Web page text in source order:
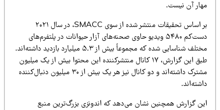
آن نیست.
بر اساس تحقیقات منتشر شده از سوی SMACC، در سال ۲۰۲۱
دست‌کم ۵۴۸۰ ویدیو حاوی صحنه‌های آزار حیوانات در پلتفرم‌های
مختلف شناسایی شده که مجموعاً بیش از ۵.۳ میلیارد بازدید داشته‌اند.
طبق این گزارش، ۱۷ کانال منتشرکننده این محتوا بیش از یک میلیون
مشترک داشته‌اند و دو کانال نیز هر یک بیش از ۳۰ میلیون دنبال‌کننده
گزارش همچنین نشان می‌دهد که اندونزی بزرگ‌ترین منبع